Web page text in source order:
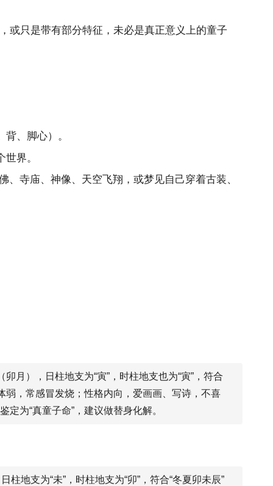
或只是带有部分特征，未必是真正意义上的童子
、脚心）。
界。
、寺庙、神像、天空飞翔，或梦见自己穿着古装、
月），日柱地支为“寅”，时柱地支也为“寅”，符合
弱，常感冒发烧；性格内向，爱画画、写诗，不喜
为“真童子命”，建议做替身化解。
柱地支为“未”，时柱地支为“卯”，符合“冬夏卯未辰”